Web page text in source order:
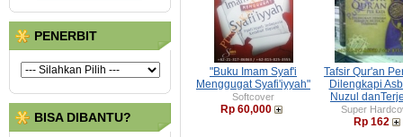
PENERBIT
BISA DIBANTU?
"Buku Imam Syaf'i
Menggugat Syafi'iyyah"
Softcover
Rp 60,000
Tafsir Qur'an
Dilengkapi
Nuzul
Super
Rp 162